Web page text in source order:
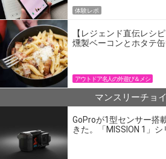
体験レポ
【レジェンド直伝レシ
燻製ベーコンとホタテ
アウトドア名人の外遊び＆メシ
マンスリーチョ
GoProが1型センサー搭
きた。「MISSION 1」